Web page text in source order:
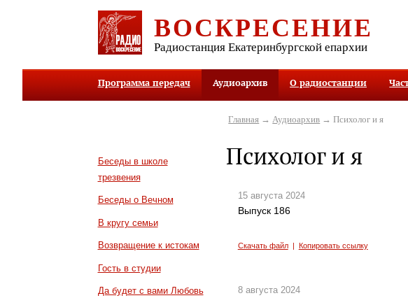
ВОСКРЕСЕНИЕ
Радиостанция Екатеринбургской епархии
Программа передач Аудиоархив О радиостанции
Беседы в школе
трезвения
Беседы о Вечном
В кругу семьи
Возвращение к истокам
Гость в студии
Да будет с вами Любовь
Главная → Аудиоархив → Психолог и я
Психолог и я
15 августа 2024
Выпуск 186
Скачать файл| Копировать ссылку
8 августа 2024